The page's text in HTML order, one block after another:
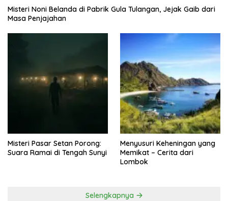
Misteri Noni Belanda di Pabrik Gula Tulangan, Jejak Gaib dari
Masa Penjajahan
Misteri Pasar Setan Porong:
Suara Ramai di Tengah Sunyi
Menyusuri Keheningan yang
Memikat – Cerita dari
Lombok
Selengkapnya